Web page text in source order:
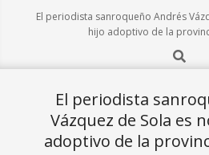
La
Sauceda
El periodista sanroqueño Andrés
hijo adoptivo de la
Search
El periodista
Vázquez de Sola es
adoptivo de la